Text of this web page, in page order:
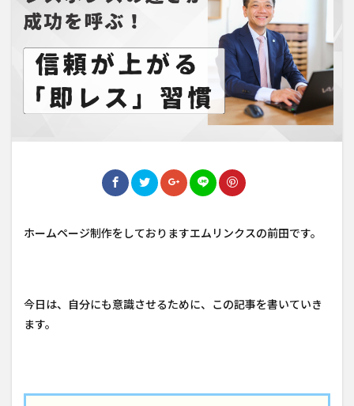
ホームページ制作をしておりますエムリンクスの前田です。
今日は、自分にも意識させるために、この記事を書いていき
ます。